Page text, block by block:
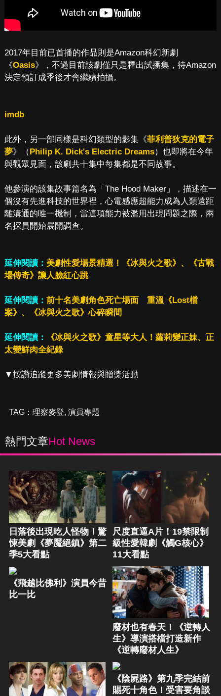
2017年目前已首播的作品則是Amazon科幻新劇
《Oasis》，不過目前該劇僅只是釋出試播集，待Amazon
決定預訂成季後才會繼續拍攝。
imdb
此外，另一部同樣是科幻類型的影集《菲利普狄克的電子
夢》（Philip K. Dick's Electric Dreams）也即將在今年
與觀眾見面，該劇共十集中每集都是不同故事。
他參演的該集故事篇名為「The Hood Maker」，描述在一
個沒有先進科技的世界裡，心電感應超能力成為人類遠距
離溝通的唯一機制，當這項能力被濫用出現問題之際，兩
名探員開始展開調查。
延伸閱讀： 美劇性愛場景精選！《冰與火之歌》、《古戰
場傳奇》讓人臉紅心跳
延伸閱讀： 前十名美劇角色死亡場面 重溫《Lost檔
案》、《冰與火之歌》心碎瞬間
延伸閱讀：
《冰與火之歌》童星等大人！蘿莉變正妹、正
太變鮮肉全紀錄
▼按讚追蹤更多美劇情報與贈獎活動
TAG： 理察麥登, 演員專題
熱門文章Hot News
日落後出現吃人怪物！驚
悚美劇《夢魘絕鎮》第二
季5大看點
尺度直逼A片！19禁限制
級性愛韓劇《觸G核心》
11大看點
《飛越比佛利》演員今昔
比一比
廢材也有春天！《逆轉人
生》導演搭檔打造新作
《逆轉廢材人生》
《陰屍路》第九季完結前
賜死十角色！受害要角談